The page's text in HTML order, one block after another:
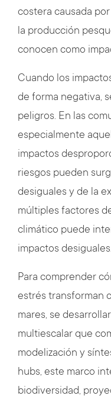
costera causada
la producción
conocen como
Cuando los
de forma negativa,
peligros. En las
especialmente
impactos
riesgos pueden
desiguales y de la
múltiples factores
climático puede
impactos desiguales.
Para comprender
estrés transforman
mares, se
multiescalar que
modelización y
hubs, este marco
biodiversidad,